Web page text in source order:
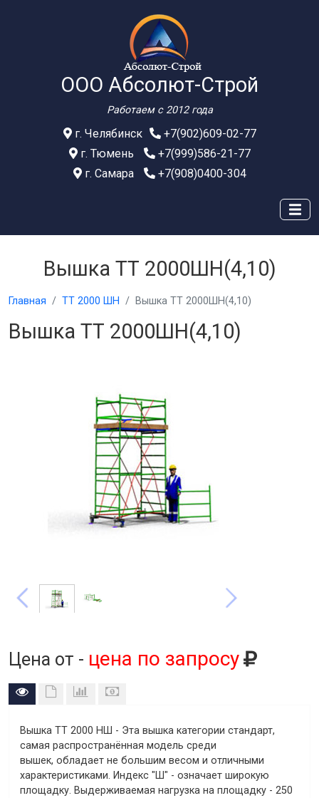
ООО Абсолют-Строй
Работаем с 2012 года
г. Челябинск
+7(902)609-02-77
г. Тюмень
+7(999)586-21-77
г. Самара
+7(908)0400-304
Вышка ТТ 2000ШН(4,10)
Главная ТТ 2000 ШН Вышка ТТ 2000ШН(4,10)
Вышка ТТ 2000ШН(4,10)
Цена от - цена по запросу
Вышка ТТ 2000 НШ - Эта вышка категории стандарт,
самая распространённая модель среди
вышек, обладает не большим весом и отличными
характеристиками. Индекс "Ш" - означает широкую
площадку. Выдерживаемая нагрузка на площадку - 250